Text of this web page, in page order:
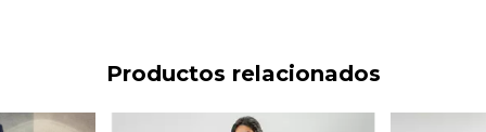
Productos relacionados